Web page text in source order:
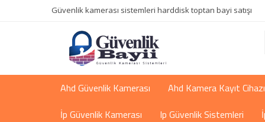
Güvenlik kamerası sistemleri harddisk toptan bayi satışı
Ahd Güvenlik Kamerası Ahd Kamera Kayıt
İp Güvenlik Kamerası
Ip Güvenlik Sistemleri